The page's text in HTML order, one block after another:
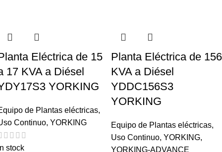
Eléctrica de 15
17 KVA a Diésel
YORKING
de Plantas eléctricas,
Continuo, YORKING
stock
Planta Eléctrica de 156
KVA a Diésel
YDDC156S3
YORKING
Equipo de Plantas eléctricas,
Uso Continuo, YORKING,
YORKING-ADVANCE